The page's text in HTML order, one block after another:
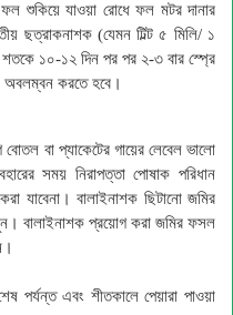
শুকিয়ে যাওয়া রোধে ফল মটর দানার
ছত্রাকনাশক (যেমন টিল্ট ৫ মিলি/ ১
শতকে ১০-১২ দিন পর পর ২-৩ বার স্প্রে
অবলম্বন করতে হবে।
বা প্যাকেটের গায়ের লেবেল ভালো
সময় নিরাপত্তা পোষাক পরিধান
যাবেনা। বালাইনাশক ছিটানো জমির
বালাইনাশক প্রয়োগ করা জমির ফসল
পর্যন্ত এবং শীতকালে পেয়ারা পাওয়া